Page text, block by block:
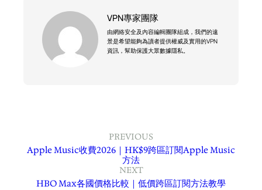
VPN專家團隊
由網絡安全及內容編輯團隊組成，我們的遠
景是希望能夠為讀者提供權威及實用的VPN
資訊，幫助保護大眾數據隱私。
PREVIOUS
Apple Music收費2026｜HK$9跨區訂閱Apple Music
方法
NEXT
HBO Max各國價格比較｜低價跨區訂閱方法教學